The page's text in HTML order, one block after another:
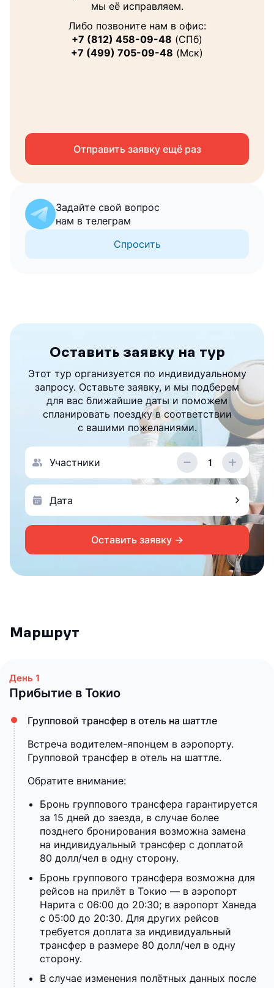
Запросить консультацию
мы её исправляем.
Либо позвоните нам в офис:
+7 (812) 458-09-48 (СПб)
+7 (499) 705-09-48 (Мск)
Отправить заявку ещё раз
Задайте свой вопрос
нам в телеграм
Спросить
Оставить заявку на тур
Этот тур организуется по индивидуальному
запросу. Оставьте заявку, и мы подберем
для вас ближайшие даты и поможем
спланировать поездку в соответствии
с вашими пожеланиями.
Участники
Оставить заявку →
Маршрут
Прибытие в Токио
Групповой трансфер в отель на шаттле
Встреча водителем-японцем в аэропорту.
Групповой трансфер в отель на шаттле.
Обратите внимание:
Бронь группового трансфера гарантируется
за 15 дней до заезда, в случае более
позднего бронирования возможна замена
на индивидуальный трансфер с доплатой
80 долл/чел в одну сторону.
Бронь группового трансфера возможна для
рейсов на прилёт в Токио — в аэропорт
Нарита с 06:00 до 20:30; в аэропорт Ханеда
с 05:00 до 20:30. Для других рейсов
требуется доплата за индивидуальный
трансфер в размере 80 долл/чел в одну
сторону.
В случае изменения полётных данных после